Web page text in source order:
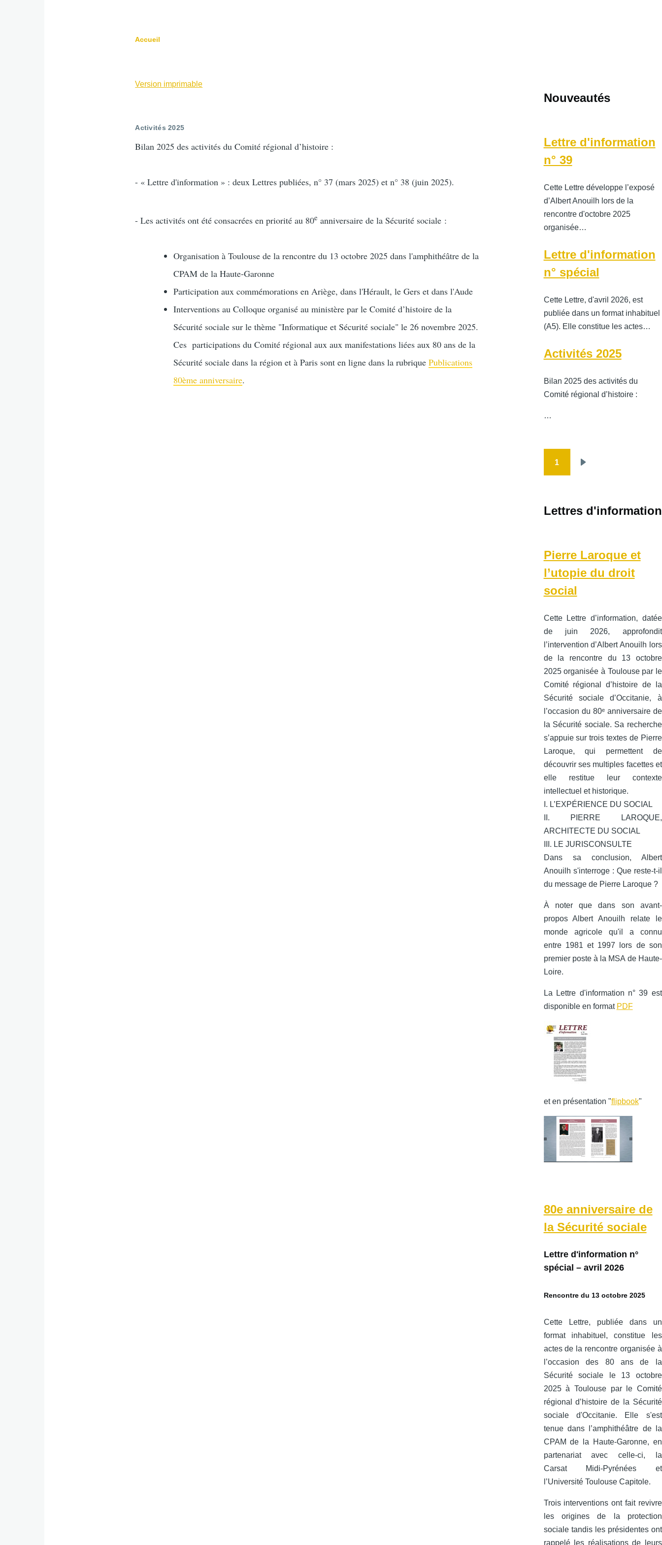
d'Ariane
Accueil
Version imprimable
Activités 2025
Bilan 2025 des activités du Comité régional d’histoire :
- « Lettre d'information » : deux Lettres publiées, n° 37 (mars 2025) et n° 38 (juin 2025).
- Les activités ont été consacrées en priorité au 80e anniversaire de la Sécurité sociale :
Organisation à Toulouse de la rencontre du 13 octobre 2025 dans l'amphithéâtre de la
CPAM de la Haute-Garonne
Participation aux commémorations en Ariège, dans l'Hérault, le Gers et dans l'Aude
Interventions au Colloque organisé au ministère par le Comité d’histoire de la
Sécurité sociale sur le thème "Informatique et Sécurité sociale" le 26 novembre 2025.
Ces participations du Comité régional aux aux manifestations liées aux 80 ans de la
Sécurité sociale dans la région et à Paris sont en ligne dans la rubriquePublications
80ème anniversaire.
Nouveautés
Lettre d'information
n° 39
Cette Lettre développe l’exposé
d’Albert Anouilh lors de la
rencontre d'octobre 2025
organisée…
Lettre d'information
n° spécial
Cette Lettre, d'avril 2026, est
publiée dans un format inhabituel
(A5). Elle constitue les actes…
Activités 2025
Bilan 2025 des activités du
Comité régional d’histoire :
…
Pagination
1
Lettres d'information
Pierre Laroque et
l’utopie du droit
social
Cette Lettre d’information, datée
de juin 2026, approfondit
l’intervention d’Albert Anouilh lors
de la rencontre du 13 octobre
2025 organisée à Toulouse par le
Comité régional d’histoire de la
Sécurité sociale d’Occitanie, à
l’occasion du 80ᵉ anniversaire de
la Sécurité sociale. Sa recherche
s’appuie sur trois textes de Pierre
Laroque, qui permettent de
découvrir ses multiples facettes et
elle restitue leur contexte
intellectuel et historique.
I. L’EXPÉRIENCE DU SOCIAL
II. PIERRE LAROQUE,
ARCHITECTE DU SOCIAL
III. LE JURISCONSULTE
Dans sa conclusion, Albert
Anouilh s'interroge : Que reste-t-il
du message de Pierre Laroque ?
À noter que dans son avant-
propos Albert Anouilh relate le
monde agricole qu'il a connu
entre 1981 et 1997 lors de son
premier poste à la MSA de Haute-
Loire.
La Lettre d'information n° 39 est
disponible en format PDF
et en présentation "flipbook"
80e anniversaire de
la Sécurité sociale
Lettre d'information n°
spécial – avril 2026
Rencontre du 13 octobre 2025
Cette Lettre, publiée dans un
format inhabituel, constitue les
actes de la rencontre organisée à
l’occasion des 80 ans de la
Sécurité sociale le 13 octobre
2025 à Toulouse par le Comité
régional d’histoire de la Sécurité
sociale d'Occitanie. Elle s'est
tenue dans l’amphithéâtre de la
CPAM de la Haute-Garonne, en
partenariat avec celle‑ci, la
Carsat Midi‑Pyrénées et
l’Université Toulouse Capitole.
Trois interventions ont fait revivre
les origines de la protection
sociale tandis les présidentes ont
rappelé les réalisations de leurs